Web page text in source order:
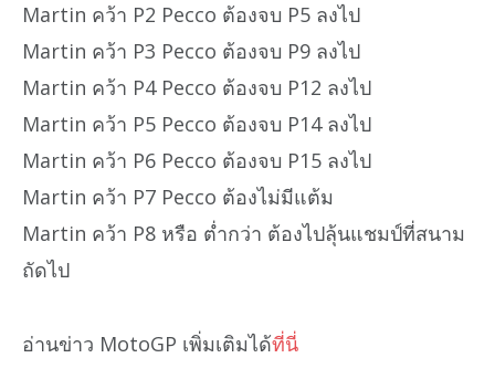
Martin คว้า P2 Pecco ต้องจบ P5 ลงไป
Martin คว้า P3 Pecco ต้องจบ P9 ลงไป
Martin คว้า P4 Pecco ต้องจบ P12 ลงไป
Martin คว้า P5 Pecco ต้องจบ P14 ลงไป
Martin คว้า P6 Pecco ต้องจบ P15 ลงไป
Martin คว้า P7 Pecco ต้องไม่มีแต้ม
Martin คว้า P8 หรือ ต่ำกว่า ต้องไปลุ้นแชมป์ที่สนาม
ถัดไป
อ่านข่าว MotoGP เพิ่มเติมได้ที่นี่